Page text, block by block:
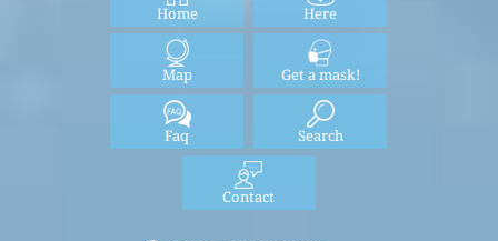
Home Here
Map Get a mask!
Faq Search
Contact